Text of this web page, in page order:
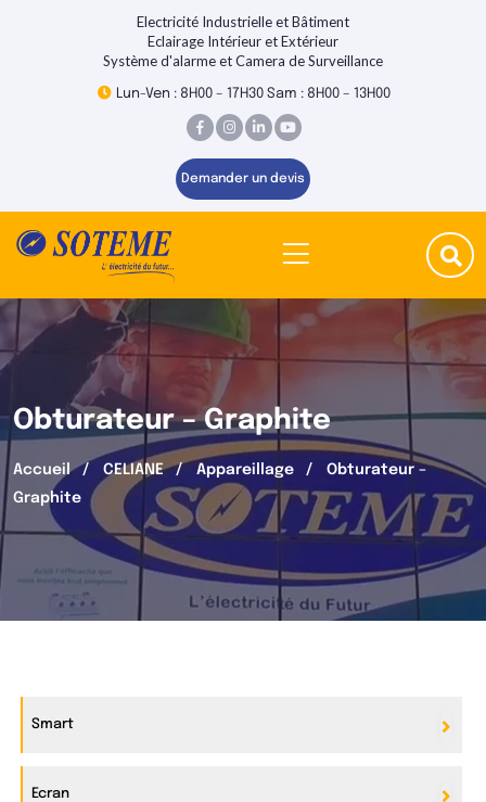
Electricité Industrielle et Bâtiment
Eclairage Intérieur et Extérieur
Système d'alarme et Camera de Surveillance
Lun-Ven : 8H00 – 17H30 Sam : 8H00 – 13H00
Demander un devis
Obturateur – Graphite
Accueil CELIANE Appareillage
Obturateur –
Graphite
Smart
Ecran